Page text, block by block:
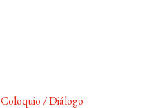
Coloquio / Diálogo